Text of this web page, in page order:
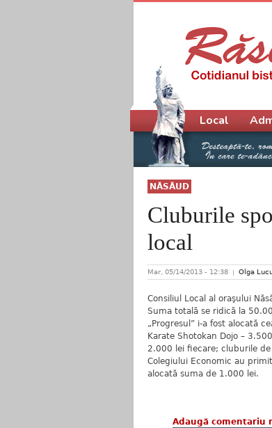
NĂSĂUD
Cluburile
local
Mar, 05/14/2013 - 12:38 Olga
Consiliul Local al oraşului
Suma totală se ridică la
„Progresul” i-a fost alocată
Karate Shotokan Dojo –
2.000 lei fiecare; cluburile de
Colegiului Economic au
alocată suma de 1.000 lei.
Adaugă comentariu
Meniu principal
Local